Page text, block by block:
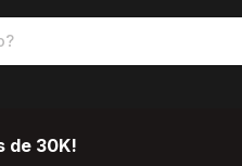
de 30K!